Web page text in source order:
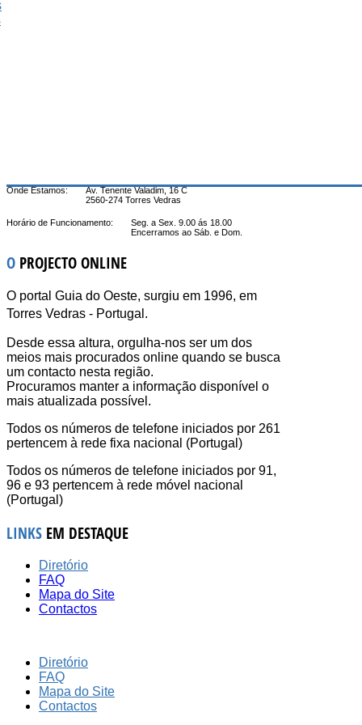
Onde Estamos:
Av. Tenente Valadim, 16 C
2560-274 Torres Vedras
Horário de Funcionamento:
Seg. a Sex. 9.00 ás 18.00
Encerramos ao Sáb. e Dom.
O PROJECTO ONLINE
O portal Guia do Oeste, surgiu em 1996, em
Torres Vedras - Portugal.
Desde essa altura, orgulha-nos ser um dos
meios mais procurados online quando se busca
um contacto nesta região.
Procuramos manter a informação disponível o
mais atualizada possível.
Todos os números de telefone iniciados por 261
pertencem à rede fixa nacional (Portugal)
Todos os números de telefone iniciados por 91,
96 e 93 pertencem à rede móvel nacional
(Portugal)
LINKS EM DESTAQUE
Diretório
FAQ
Mapa do Site
Contactos
Diretório
FAQ
Mapa do Site
Contactos